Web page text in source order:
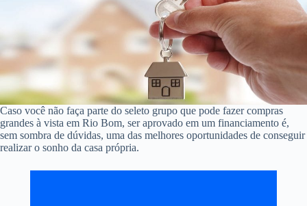
Caso você não faça parte do seleto grupo que pode fazer compras
grandes à vista em Rio Bom, ser aprovado em um financiamento é,
sem sombra de dúvidas, uma das melhores oportunidades de conseguir
realizar o sonho da casa própria.